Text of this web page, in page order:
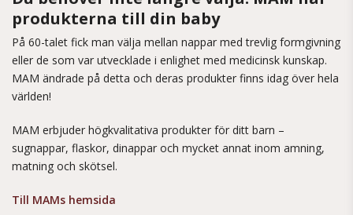
produkterna till din baby
På 60-talet fick man välja mellan nappar med trevlig formgivning
eller de som var utvecklade i enlighet med medicinsk kunskap.
MAM ändrade på detta och deras produkter finns idag över hela
världen!
MAM erbjuder högkvalitativa produkter för ditt barn –
sugnappar, flaskor, dinappar och mycket annat inom amning,
matning och skötsel.
Till MAMs hemsida